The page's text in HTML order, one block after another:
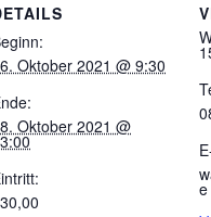
Oktober 2021 @ 9:30
Oktober 2021 @
e